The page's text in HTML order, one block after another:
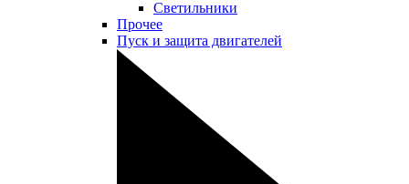
Светильники
Прочее
Пуск и защита двигателей